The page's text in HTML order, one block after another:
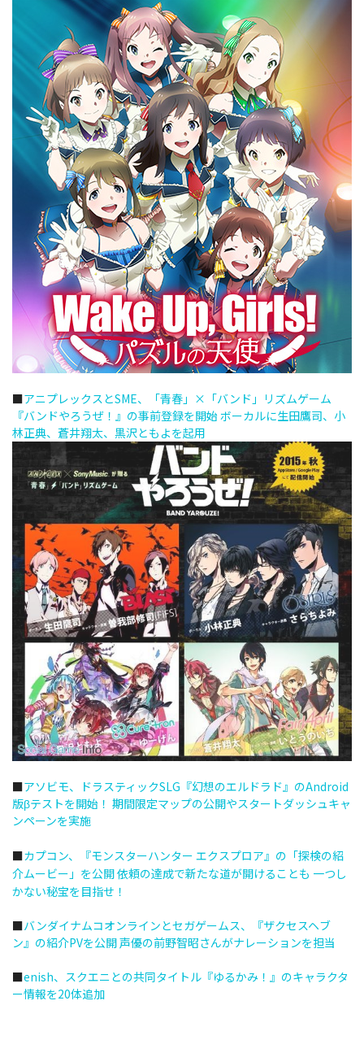
■アニプレックスとSME、「青春」×「バンド」リズムゲーム
『バンドやろうぜ！』の事前登録を開始 ボーカルに生田鷹司、小
林正典、蒼井翔太、黒沢ともよを起用
■アソビモ、ドラスティックSLG『幻想のエルドラド』のAndroid
版βテストを開始！ 期間限定マップの公開やスタートダッシュキャ
ンペーンを実施
■カプコン、『モンスターハンター エクスプロア』の「探検の紹
介ムービー」を公開 依頼の達成で新たな道が開けることも 一つし
かない秘宝を目指せ！
■バンダイナムコオンラインとセガゲームス、『ザクセスヘブ
ン』の紹介PVを公開 声優の前野智昭さんがナレーションを担当
■enish、スクエニとの共同タイトル『ゆるかみ！』のキャラクタ
ー情報を20体追加